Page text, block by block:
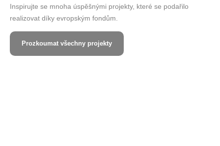
Inspirujte se mnoha úspěšnými projekty, které se podařilo
realizovat díky evropským fondům.
Prozkoumat všechny projekty